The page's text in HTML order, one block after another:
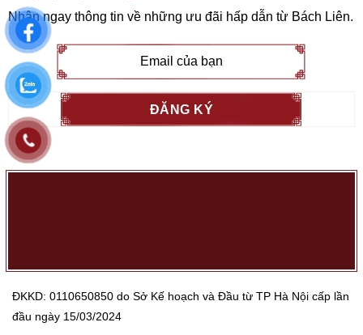
Nhận ngay thông tin về những ưu đãi hấp dẫn từ Bách Liên.
ĐKKD: 0110650850 do Sở Kế hoạch và Đầu từ TP Hà Nội cấp lần
đầu ngày 15/03/2024